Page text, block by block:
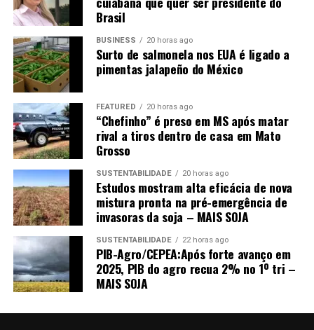
levantamento anterior. Segundo o Instituto, as boas
condições climáticas ao longo do ciclo, especialmente a
distribuição favorável das chuvas, sustentaram o elevado
potencial produtivo.
Com isso, a produção estadual foi projetada em 57,39
milhões de toneladas, alta de 3,53% frente à safra
passada e 23,85% acima da média dos últimos cinco
anos, estabelecendo um novo recorde para a série
histórica do Imea.
Brasil
BUSINESS 20 horas ago
Surto de salmonela nos EUA é ligado a
pimentas jalapeño do México
FEATURED 20 horas ago
“Chefinho” é preso em MS após matar
rival a tiros dentro de casa em Mato
Grosso
SUSTENTABILIDADE 20 horas ago
Estudos mostram alta eficácia de nova
mistura pronta na pré-emergência de
invasoras da soja – MAIS SOJA
SUSTENTABILIDADE 22 horas ago
PIB-Agro/CEPEA:Após forte avanço em
2025, PIB do agro recua 2% no 1º tri –
MAIS SOJA